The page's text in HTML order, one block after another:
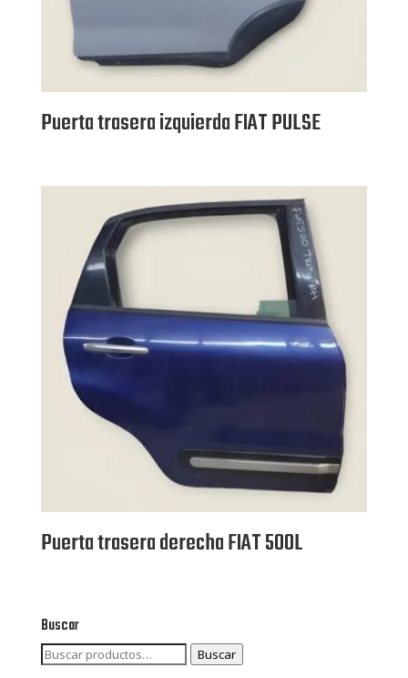
Puerta trasera izquierda FIAT PULSE
Puerta trasera derecha FIAT 500L
Buscar
Buscar
Buscar